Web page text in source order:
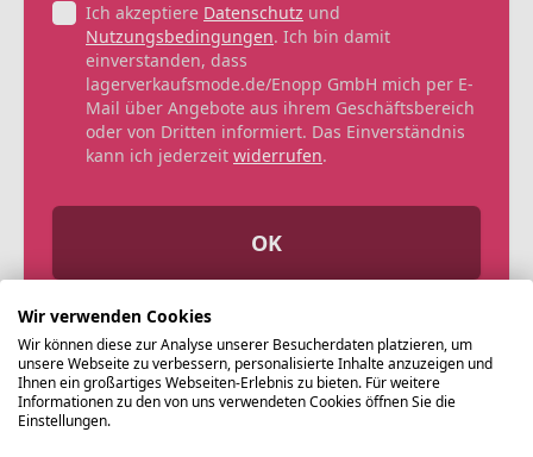
Ich akzeptiere Datenschutz und
Nutzungsbedingungen. Ich bin damit
einverstanden, dass
lagerverkaufsmode.de/Enopp GmbH mich per E-
Mail über Angebote aus ihrem Geschäftsbereich
oder von Dritten informiert. Das Einverständnis
kann ich jederzeit widerrufen.
OK
Wir verwenden Cookies
Wir können diese zur Analyse unserer Besucherdaten platzieren, um
unsere Webseite zu verbessern, personalisierte Inhalte anzuzeigen und
Ihnen ein großartiges Webseiten-Erlebnis zu bieten. Für weitere
Informationen zu den von uns verwendeten Cookies öffnen Sie die
Einstellungen.